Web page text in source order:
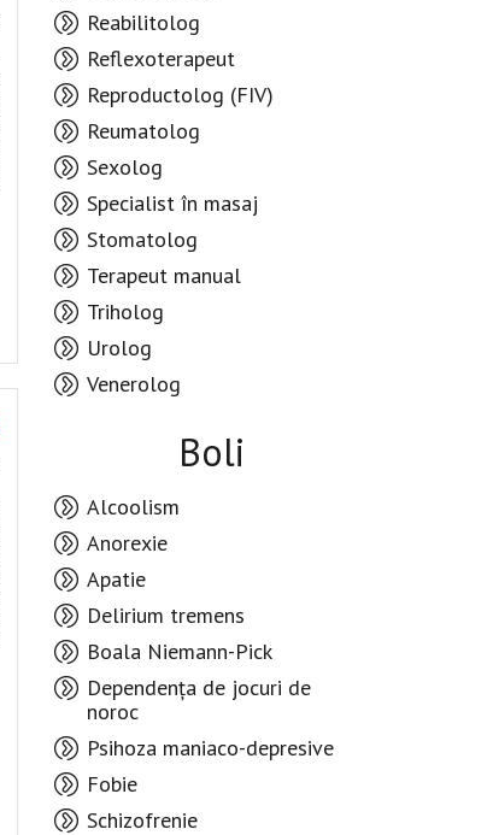
Reabilitolog
Reflexoterapeut
Reproductolog (FIV)
Reumatolog
Sexolog
Specialist în masaj
Stomatolog
Terapeut manual
Triholog
Urolog
Venerolog
Boli
Alcoolism
Anorexie
Apatie
Delirium tremens
Boala Niemann-Pick
Dependența de jocuri de
noroc
Psihoza maniaco-depresive
Fobie
Schizofrenie